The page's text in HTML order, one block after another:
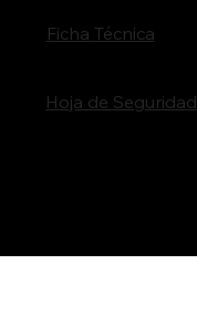
Ficha Técnica
Hoja de Seguridad